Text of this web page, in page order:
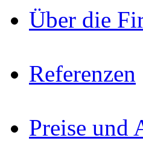
Über die
Referenzen
Preise und